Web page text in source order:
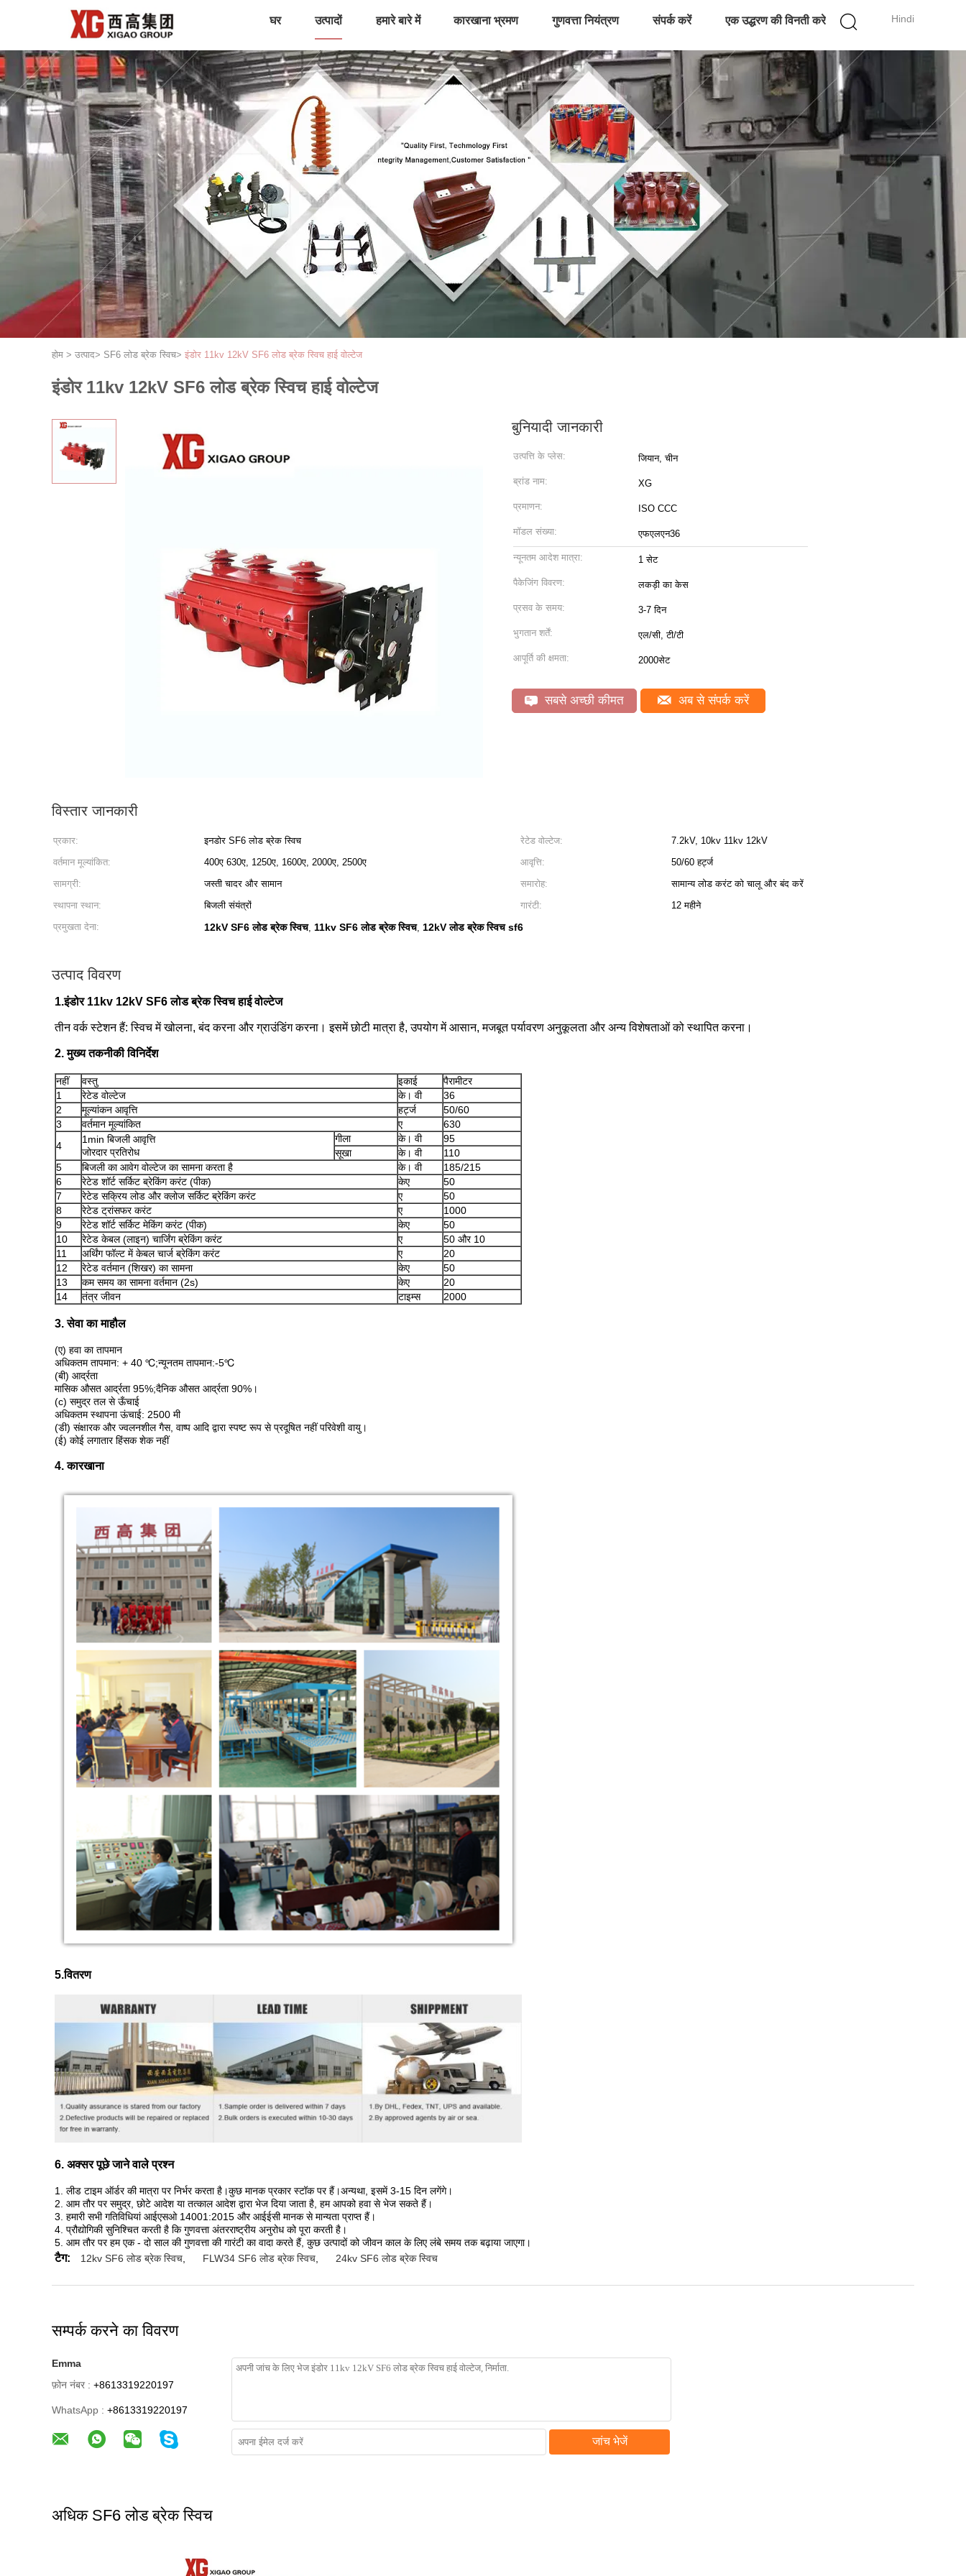
Hindi
घर उत्पादों हमारे बारे में कारखाना भ्रमण गुणवत्ता नियंत्रण संपर्क करें एक उद्धरण की विनती करे
होम > उत्पाद> SF6 लोड ब्रेक स्विच> इंडोर 11kv 12kV SF6 लोड ब्रेक स्विच हाई वोल्टेज
इंडोर 11kv 12kV SF6 लोड ब्रेक स्विच हाई वोल्टेज
बुनियादी जानकारी
उत्पत्ति के प्लेस: जियान, चीन
ब्रांड नाम: XG
प्रमाणन: ISO CCC
मॉडल संख्या: एफएलएन36
न्यूनतम आदेश मात्रा: 1 सेट
पैकेजिंग विवरण: लकड़ी का केस
प्रसव के समय: 3-7 दिन
भुगतान शर्तें: एल/सी, टी/टी
आपूर्ति की क्षमता: 2000सेट
सबसे अच्छी कीमत अब से संपर्क करें
विस्तार जानकारी
प्रकार: इनडोर SF6 लोड ब्रेक स्विच रेटेड वोल्टेज:
7.2kV, 10kv 11kv 12kV
वर्तमान मूल्यांकित:
400ए 630ए, 1250ए, 1600ए, 2000ए, 2500ए आवृत्ति:
50/60 हर्ट्ज
सामग्री:
जस्ती चादर और सामान समारोह:
सामान्य लोड करंट को चालू और बंद करें
स्थापना स्थान:
बिजली संयंत्रों गारंटी:
12 महीने
प्रमुखता देना:
12kV SF6 लोड ब्रेक स्विच, 11kv SF6 लोड ब्रेक स्विच, 12kV लोड ब्रेक स्विच sf6
उत्पाद विवरण
1.इंडोर 11kv 12kV SF6 लोड ब्रेक स्विच हाई वोल्टेज
तीन वर्क स्टेशन हैं: स्विच में खोलना, बंद करना और ग्राउंडिंग करना। इसमें छोटी मात्रा है, उपयोग में आसान, मजबूत पर्यावरण अनुकूलता और अन्य विशेषताओं को स्थापित करना।
2. मुख्य तकनीकी विनिर्देश
नहीं वस्तु इकाई
पैरामीटर
1
रेटेड वोल्टेज के। वी
36
2
मूल्यांकन आवृत्ति हर्ट्ज
50/60
3
वर्तमान मूल्यांकित ए
630
4
1min बिजली आवृत्ति
जोरदार प्रतिरोध
गीला के। वी
95
सूखा
के। वी
110
5
बिजली का आवेग वोल्टेज का सामना करता है के। वी
185/215
6
रेटेड शॉर्ट सर्किट ब्रेकिंग करंट (पीक) केए
50
7
रेटेड सक्रिय लोड और क्लोज सर्किट ब्रेकिंग करंट ए
50
8
रेटेड ट्रांसफर करंट ए
1000
9
रेटेड शॉर्ट सर्किट मेकिंग करंट (पीक) केए
50
10
रेटेड केबल (लाइन) चार्जिंग ब्रेकिंग करंट ए
50 और 10
11
अर्थिंग फॉल्ट में केबल चार्ज ब्रेकिंग करंट ए
20
12
रेटेड वर्तमान (शिखर) का सामना केए
50
13
कम समय का सामना वर्तमान (2s) केए
20
14
तंत्र जीवन टाइम्स 2000
3. सेवा का माहौल
(ए) हवा का तापमान
अधिकतम तापमान: + 40 ℃;न्यूनतम तापमान:-5℃
(बी) आर्द्रता
मासिक औसत आर्द्रता 95%;दैनिक औसत आर्द्रता 90%।
(c) समुद्र तल से ऊँचाई
अधिकतम स्थापना ऊंचाई: 2500 मी
(डी) संक्षारक और ज्वलनशील गैस, वाष्प आदि द्वारा स्पष्ट रूप से प्रदूषित नहीं परिवेशी वायु।
(ई) कोई लगातार हिंसक शेक नहीं
4. कारखाना
5.वितरण
6. अक्सर पूछे जाने वाले प्रश्न
1. लीड टाइम ऑर्डर की मात्रा पर निर्भर करता है।कुछ मानक प्रकार स्टॉक पर हैं।अन्यथा, इसमें 3-15 दिन लगेंगे।
2. आम तौर पर समुद्र, छोटे आदेश या तत्काल आदेश द्वारा भेज दिया जाता है, हम आपको हवा से भेज सकते हैं।
3. हमारी सभी गतिविधियां आईएसओ 14001:2015 और आईईसी मानक से मान्यता प्राप्त हैं।
4. प्रौद्योगिकी सुनिश्चित करती है कि गुणवत्ता अंतरराष्ट्रीय अनुरोध को पूरा करती है।
5. आम तौर पर हम एक - दो साल की गुणवत्ता की गारंटी का वादा करते हैं, कुछ उत्पादों को जीवन काल के लिए लंबे समय तक बढ़ाया जाएगा।
टैग: 12kv SF6 लोड ब्रेक स्विच FLW34 SF6 लोड ब्रेक स्विच 24kv SF6 लोड ब्रेक स्विच
सम्पर्क करने का विवरण
Emma
फ़ोन नंबर : +8613319220197
WhatsApp : +8613319220197
जांच भेजें
अधिक SF6 लोड ब्रेक स्विच